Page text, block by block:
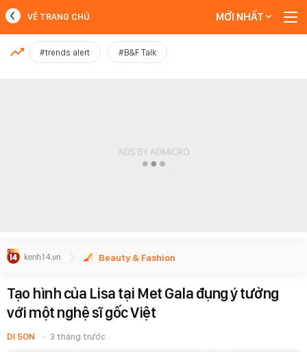
MỚI NHẤT
VỀ TRANG CHỦ MỚI NHẤT
#trends alert #B&F Talk
Beauty & Fashion
Tạo hình của Lisa tại Met Gala đụng ý tưởng
với một nghệ sĩ gốc Việt
DI SON 3 tháng trước